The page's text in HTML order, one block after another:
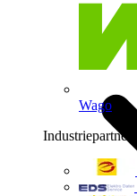
Wago
Industriepartner